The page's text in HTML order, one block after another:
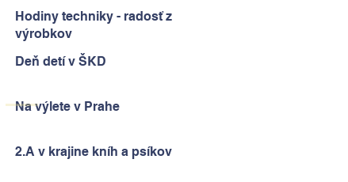
Hodiny techniky - radosť z
výrobkov
Deň detí v ŠKD
Na výlete v Prahe
2.A v krajine kníh a psíkov